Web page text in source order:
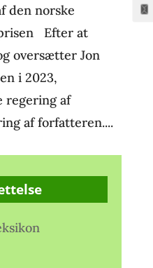
den norske
Efter at
oversætter Jon
i 2023,
regering af
af forfatteren....